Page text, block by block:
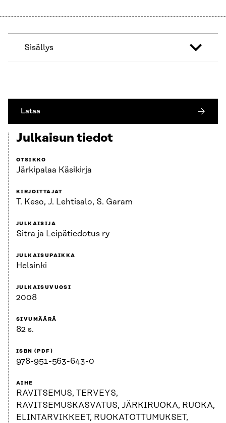
Sisällys
Lataa
Julkaisun tiedot
OTSIKKO
Järkipalaa Käsikirja
KIRJOITTAJAT
T. Keso, J. Lehtisalo, S. Garam
JULKAISIJA
Sitra ja Leipätiedotus ry
JULKAISUPAIKKA
Helsinki
JULKAISUVUOSI
2008
SIVUMÄÄRÄ
82 s.
ISBN (PDF)
978-951-563-643-0
AIHE
RAVITSEMUS, TERVEYS,
RAVITSEMUSKASVATUS, JÄRKIRUOKA, RUOKA,
ELINTARVIKKEET, RUOKATOTTUMUKSET,